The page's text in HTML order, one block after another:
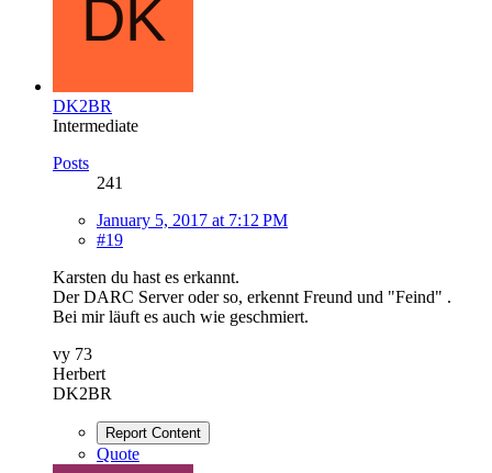
DK2BR
Intermediate
Posts
241
January 5, 2017 at 7:12 PM
#19
Karsten du hast es erkannt.
Der DARC Server oder so, erkennt Freund und "Feind" .
Bei mir läuft es auch wie geschmiert.
vy 73
Herbert
DK2BR
Report Content
Quote